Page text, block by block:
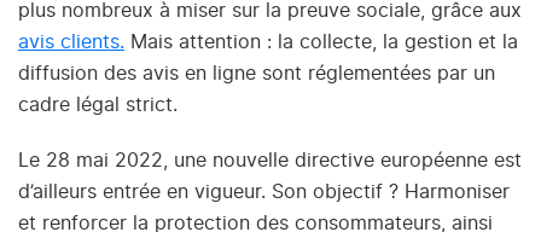
plus nombreux à miser sur la preuve sociale, grâce aux
avis clients. Mais attention : la collecte, la gestion et la
diffusion des avis en ligne sont réglementées par un
cadre légal strict.
Le 28 mai 2022, une nouvelle directive européenne est
d’ailleurs entrée en vigueur. Son objectif ? Harmoniser
et renforcer la protection des consommateurs, ainsi